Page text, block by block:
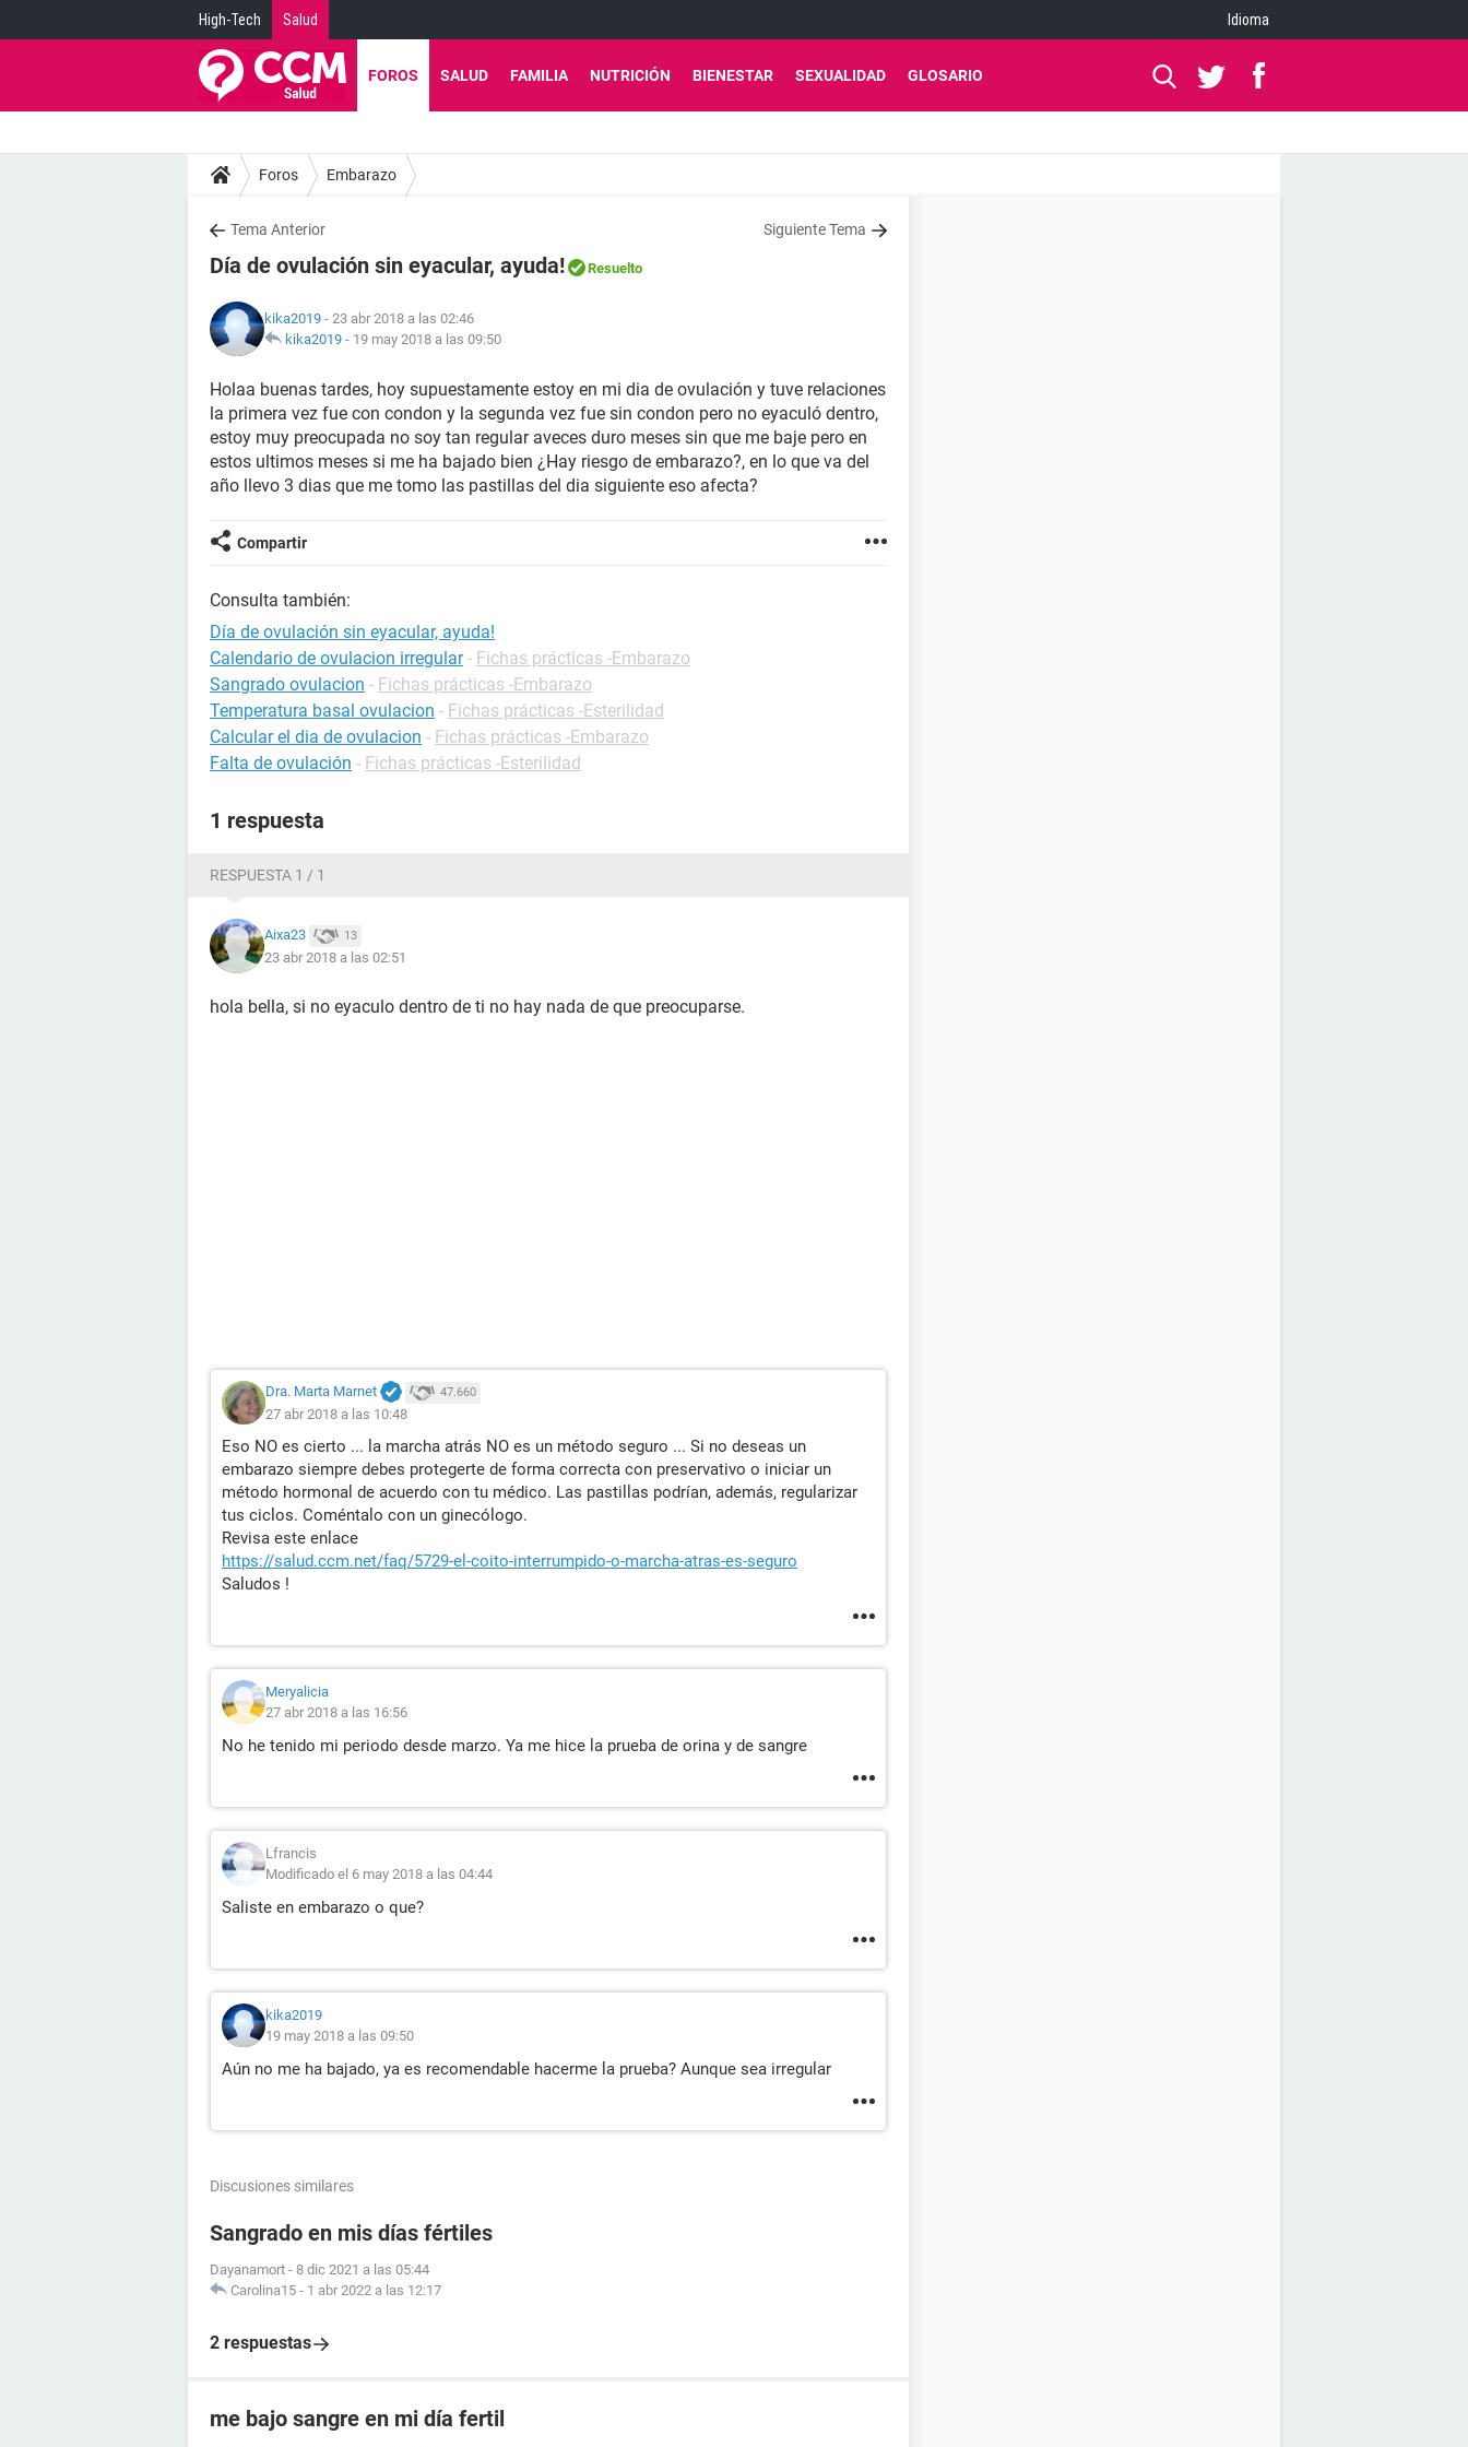
High-Tech Salud Idioma
FOROS SALUD FAMILIA NUTRICIÓN BIENESTAR SEXUALIDAD GLOSARIO
Foros Embarazo
Tema Anterior Siguiente Tema
Día de ovulación sin eyacular, ayuda! Resuelto
kika2019 - 23 abr 2018 a las 02:46
kika2019 - 19 may 2018 a las 09:50
Holaa buenas tardes, hoy supuestamente estoy en mi dia de ovulación y tuve relaciones
la primera vez fue con condon y la segunda vez fue sin condon pero no eyaculó dentro,
estoy muy preocupada no soy tan regular aveces duro meses sin que me baje pero en
estos ultimos meses si me ha bajado bien ¿Hay riesgo de embarazo?, en lo que va del
año llevo 3 dias que me tomo las pastillas del dia siguiente eso afecta?
Compartir
Consulta también:
Día de ovulación sin eyacular, ayuda!
Calendario de ovulacion irregular - Fichas prácticas -Embarazo
Sangrado ovulacion - Fichas prácticas -Embarazo
Temperatura basal ovulacion - Fichas prácticas -Esterilidad
Calcular el dia de ovulacion - Fichas prácticas -Embarazo
Falta de ovulación - Fichas prácticas -Esterilidad
1 respuesta
RESPUESTA 1 / 1
Aixa23 13
23 abr 2018 a las 02:51
hola bella, si no eyaculo dentro de ti no hay nada de que preocuparse.
Dra. Marta Marnet 47.660
27 abr 2018 a las 10:48
Eso NO es cierto ... la marcha atrás NO es un método seguro ... Si no deseas un
embarazo siempre debes protegerte de forma correcta con preservativo o iniciar un
método hormonal de acuerdo con tu médico. Las pastillas podrían, además, regularizar
tus ciclos. Coméntalo con un ginecólogo.
Revisa este enlace
https://salud.ccm.net/faq/5729-el-coito-interrumpido-o-marcha-atras-es-seguro
Saludos !
Meryalicia
27 abr 2018 a las 16:56
No he tenido mi periodo desde marzo. Ya me hice la prueba de orina y de sangre
Lfrancis
Modificado el 6 may 2018 a las 04:44
Saliste en embarazo o que?
kika2019
19 may 2018 a las 09:50
Aún no me ha bajado, ya es recomendable hacerme la prueba? Aunque sea irregular
Discusiones similares
Sangrado en mis días fértiles
Dayanamort - 8 dic 2021 a las 05:44
Carolina15 - 1 abr 2022 a las 12:17
2 respuestas
me bajo sangre en mi día fertil